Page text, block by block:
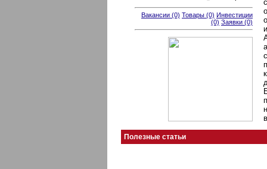
Вакансии (0) Товары (0) Инвестиции
(0) Заявки (0)
Полезные статьи